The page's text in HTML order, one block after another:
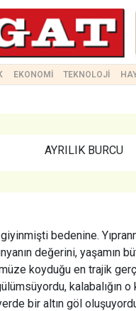
EKONOMİ TEKNOLOJİ
AYRILIK BURCU
bedenine.
değerini, yaşamın
koyduğu en trajik
kalabalığın
bir altın göl